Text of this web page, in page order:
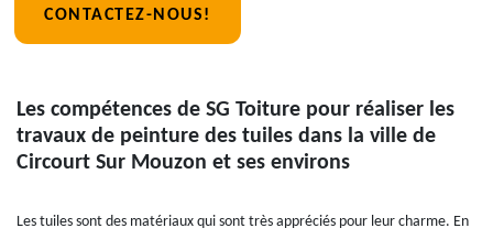
CONTACTEZ-NOUS!
Les compétences de SG Toiture pour réaliser les
travaux de peinture des tuiles dans la ville de
Circourt Sur Mouzon et ses environs
Les tuiles sont des matériaux qui sont très appréciés pour leur charme. En